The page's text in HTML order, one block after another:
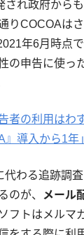
され政府から
りCOCOAは
年6月時点
の申告に使っ
者の利用はわ
導入から1年」
代わる追跡調
のが、
メール
フトはメルマ